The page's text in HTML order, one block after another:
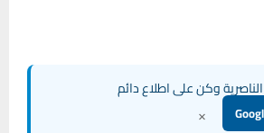
وكن على اطلاع دائم
×